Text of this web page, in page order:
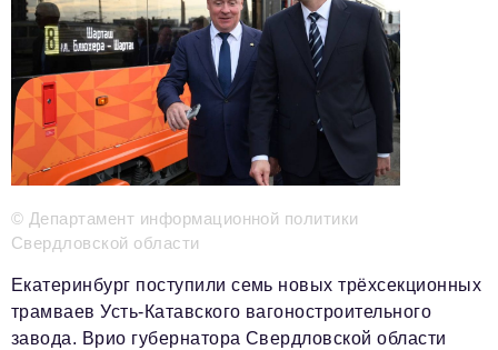
Телефон редакции:+7 495 727-01-67
Электронные почты редакции:
Информационный отдел
info@business-magazine.online
Отдел рекламы
Отдел распространения/редакционная подписка
podpiska@business-magazine.online
Отдел по работе с партнерами
partner@business-magazine.online
© Департамент информационной политики
Свердловской области
Екатеринбург поступили семь новых трёхсекционных
трамваев Усть-Катавского вагоностроительного
завода. Врио губернатора Свердловской области